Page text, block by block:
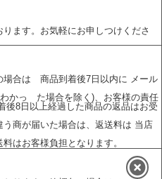
ます。お気軽にお申しつけくださ
場合は 商品到着後7日以内に メール
かっ た場合を除く)、お客様の責任
後8日以上経過した商品の返品はお受
商が届いた場合は、返送料は 当店
はお客様負担となります。